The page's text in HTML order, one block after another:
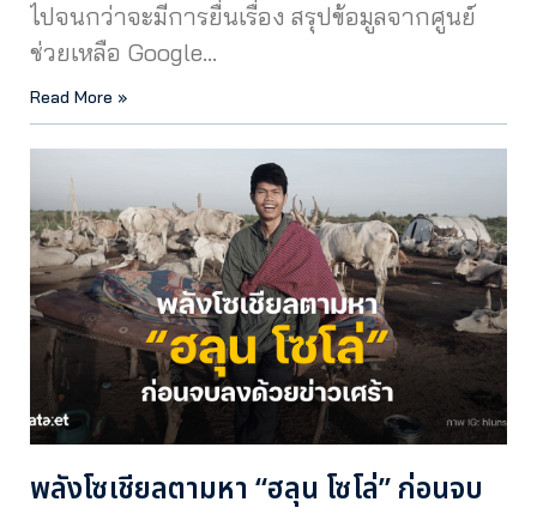
ไปจนกว่าจะมีการยื่นเรื่อง สรุปข้อมูลจากศูนย์
ช่วยเหลือ Google…
Read More »
พลังโซเชียลตามหา “ฮลุน โซโล่” ก่อนจบ